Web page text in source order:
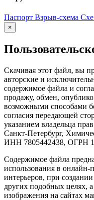
Паспорт Взрыв-схема
×
Скачивая этот файл, вы
авторские и
содержимое файла и
продажу, обмен,
возможными способами
согласия передающей
указанием владельца
Санкт-Петербург,
ИНН 7805442438, ОГРН
Содержимое файла
использования в
интерьеров, при
других подобных целях,
изображения на сайтах